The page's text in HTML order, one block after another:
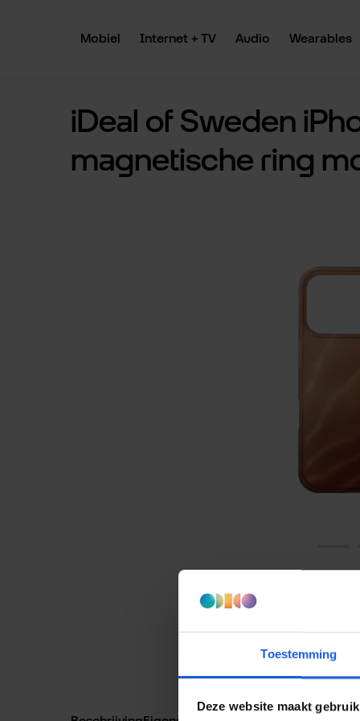
Toestemming
Deze website maakt
Mobiel
Internet + TV Audio Wearables
iDeal of Sweden
magnetische ring